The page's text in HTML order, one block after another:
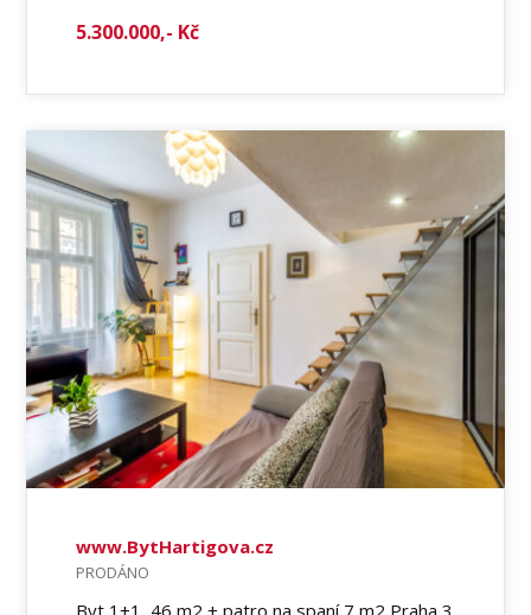
5.300.000,- Kč
www.BytHartigova.cz
PRODÁNO